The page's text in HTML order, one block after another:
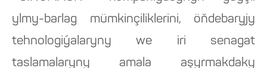
ylmy-barlag mümkinçiliklerini, öňdebaryjy
tehnologiýalaryny we iri senagat
taslamalaryny amala aşyrmakdaky